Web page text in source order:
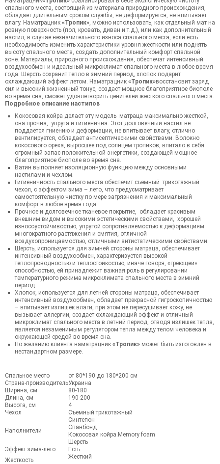
спального места, состоящий из материала природного происхождения,
обладает длительным сроком службы, не деформируется, не впитывает
влагу. Наматрацник «Тропик» , можно использовать, как отдельный мат на
ровную поверхность (пол, кровать, диван и т.д.), или как дополнительный
настил, в случае незначительного износа спального места, если есть
необходимость изменить характеристики уровня жесткости или поднять
высоту спального места, создать дополнительный комфорт спальной
зоне. Материалы, природного происхождения, обеспечат интенсивный
воздухообмен и идеальный микроклимат спального места в любое время
года. Шерсть сохранит тепло в зимний период, хлопок подарит
охлаждающий эффект летом. Наматрацник «Тропик»восстановит заряд
сил и высокий жизненный тонус, создаст мощное благоприятное биополе
во время сна, сможет удовлетворить ценителей жесткого спального места.
Подробное описание настилов
Кокосовая койра делает эту модель матраца максимально жесткой,
она прочна, упруга и гигиенична. Этот долговечный настил не
поддается гниению и деформации, не впитывает влагу, отлично
вентилируется, обладает антисептическими свойствами. Волокно
кокосового ореха, выросшее под солнцем тропиков, впитало в себя
огромный запас положительной энергетики, создающей мощное
благоприятное биополе во время сна.
Ватин выполняет изоляционную функцию между основными
настилами и чехлом.
Гигиеничность спального места обеспечит съемный трикотажный
чехол, с эффектом зима – лето, что предусматривает
самостоятельную чистку по мере загрязнения и максимальный
комфорт в любое время года.
Прочное и долговечное тканевое покрытие, обладает красивым
внешним видом и высокими эстетическими свойствами, хорошей
износоустойчивостью, упругой сопротивляемостью к деформациям
многократного растяжения и смятия, отличной
воздухопроницаемостью, отличными антистатическими свойствами.
Шерсть, используется для зимней стороны матраца, обеспечивает
интенсивный воздухообмен, характеризуется высокой
теплопроводностью и теплостойкостью, иначе говоря, «греющей»
способностью, ей принадлежит важная роль в регулировании
температурного режима микроклимата спального места в зимний
период.
Хлопок, используется для летней стороны матраца, обеспечивает
интенсивный воздухообмен, обладает прекрасной гигроскопичностью
– впитывает излишек влаги, при этом не пересушивает кожу, не
вызывает аллергии, создает охлаждающий эффект и отличный
микроклимат спального места в летний период, отводя излишек тепла,
является незаменимым регулятором тепла между телом человека и
окружающей средой во время сна.
По желанию клиента наматрацник «Тропик» может быть изготовлен в
нестандартном размере.
Спальное место
от 80*190 до 180*200 см
Страна-производительУкраина
Ширина, см
80-180
Длина, см
190-200
Высота, см
4
Чехол
Съемный трикотажный
Наполнители
Синтепон
Спанбонд
Кокосовая койра.Memory foam
Шерсть
Эффект зима-лето
Есть
Жесткость
Жесткий